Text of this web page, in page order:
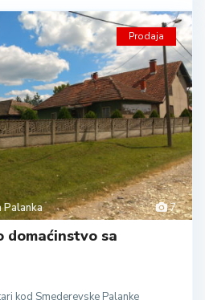
7
Palanka
Prodaja
domaćinstvo sa
kod Smederevske Palanke